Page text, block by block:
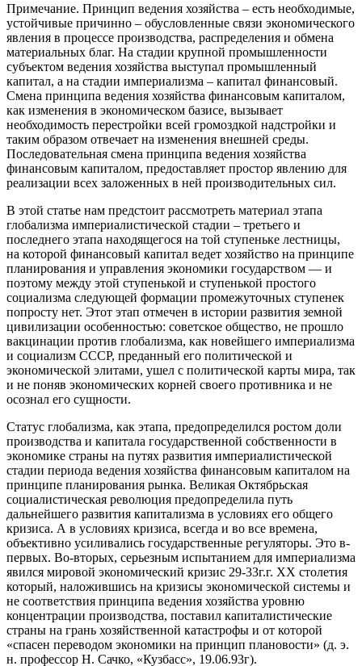
Примечание. Принцип ведения хозяйства – есть необходимые,
устойчивые причинно – обусловленные связи экономического
явления в процессе производства, распределения и обмена
материальных благ. На стадии крупной промышленности
субъектом ведения хозяйства выступал промышленный
капитал, а на стадии империализма – капитал финансовый.
Смена принципа ведения хозяйства финансовым капиталом,
как изменения в экономическом базисе, вызывает
необходимость перестройки всей громоздкой надстройки и
таким образом отвечает на изменения внешней среды.
Последовательная смена принципа ведения хозяйства
финансовым капиталом, предоставляет простор явлению для
реализации всех заложенных в ней производительных сил.
В этой статье нам предстоит рассмотреть материал этапа
глобализма империалистической стадии – третьего и
последнего этапа находящегося на той ступеньке лестницы,
на которой финансовый капитал ведет хозяйство на принципе
планирования и управления экономики государством — и
поэтому между этой ступенькой и ступенькой простого
социализма следующей формации промежуточных ступенек
попросту нет. Этот этап отмечен в истории развития земной
цивилизации особенностью: советское общество, не прошло
вакцинации против глобализма, как новейшего империализма
и социализм СССР, преданный его политической и
экономической элитами, ушел с политической карты мира, так
и не поняв экономических корней своего противника и не
осознал его сущности.
Статус глобализма, как этапа, предопределился ростом доли
производства и капитала государственной собственности в
экономике страны на путях развития империалистической
стадии периода ведения хозяйства финансовым капиталом на
принципе планирования рынка. Великая Октябрьская
социалистическая революция предопределила путь
дальнейшего развития капитализма в условиях его общего
кризиса. А в условиях кризиса, всегда и во все времена,
объективно усиливались государственные регуляторы. Это в-
первых. Во-вторых, серьезным испытанием для империализма
явился мировой экономический кризис 29-33г.г. ХХ столетия
который, наложившись на кризисы экономической системы и
не соответствия принципа ведения хозяйства уровню
концентрации производства, поставил капиталистические
страны на грань хозяйственной катастрофы и от которой
«спасен переводом экономики на принцип плановости» (д. э.
н. профессор Н. Сачко, «Кузбасс», 19.06.93г).